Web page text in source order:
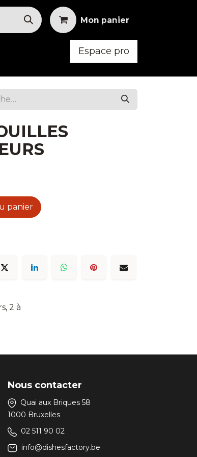
Mon panier
Vêtements
Espace pro
panier
2 à
Nous contacter
Quai aux Briques 58
1000 Bruxelles
02 511 90 02
info@dishesfactory.be